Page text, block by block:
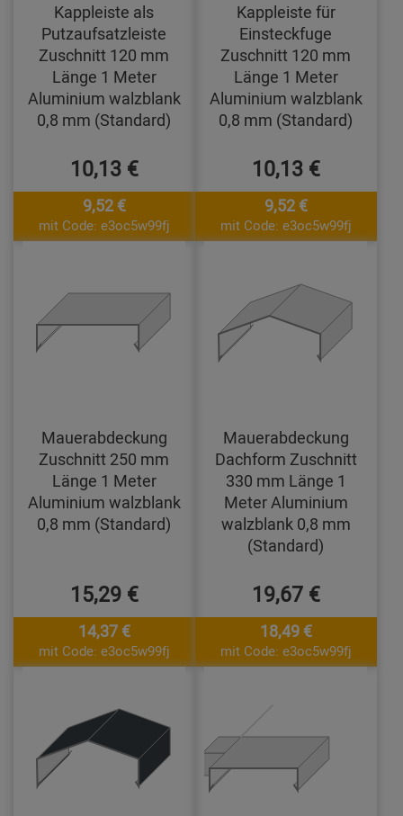
Kappleiste als
Putzaufsatzleiste
Zuschnitt 120 mm
Länge 1 Meter
Aluminium walzblank
0,8 mm (Standard)
10,13 €
9,52 €
mit Code: e3oc5w99fj
Kappleiste für
Einsteckfuge
Zuschnitt 120 mm
Länge 1 Meter
Aluminium walzblank
0,8 mm (Standard)
10,13 €
9,52 €
mit Code: e3oc5w99fj
Mauerabdeckung
Zuschnitt 250 mm
Länge 1 Meter
Aluminium walzblank
0,8 mm (Standard)
15,29 €
14,37 €
mit Code: e3oc5w99fj
Mauerabdeckung
Dachform Zuschnitt
330 mm Länge 1
Meter Aluminium
walzblank 0,8 mm
(Standard)
19,67 €
18,49 €
mit Code: e3oc5w99fj